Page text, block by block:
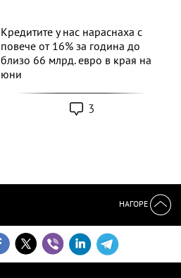
Кредитите у нас нараснаха с
повече от 16% за година до
близо 66 млрд. евро в края на
юни
3
НАГОРЕ